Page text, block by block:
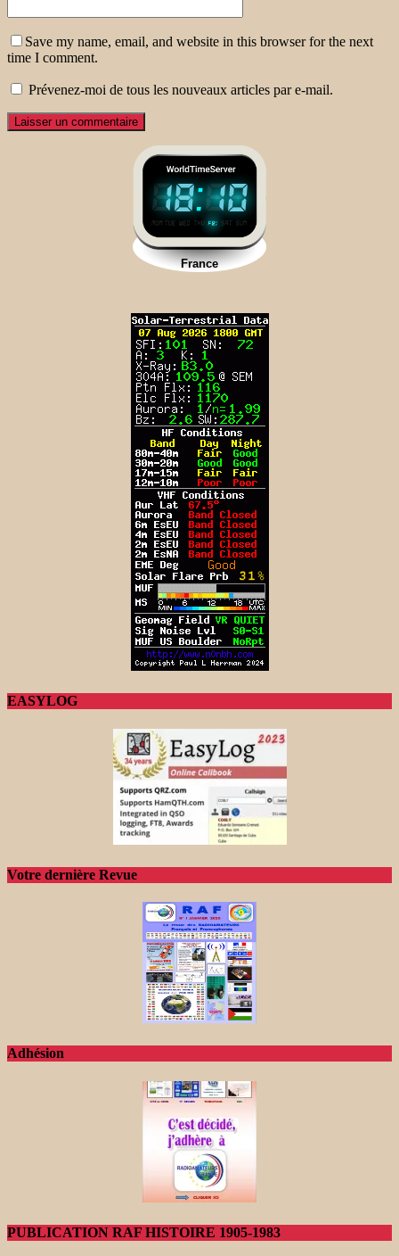
Save my name, email, and website in this browser for the next
time I comment.
Prévenez-moi de tous les nouveaux articles par e-mail.
EASYLOG
Votre dernière Revue
Adhésion
PUBLICATION RAF HISTOIRE 1905-1983